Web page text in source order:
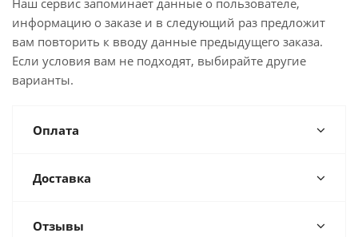
Наш сервис запоминает данные о пользователе,
информацию о заказе и в следующий раз предложит
вам повторить к вводу данные предыдущего заказа.
Если условия вам не подходят, выбирайте другие
варианты.
Оплата
Доставка
Отзывы